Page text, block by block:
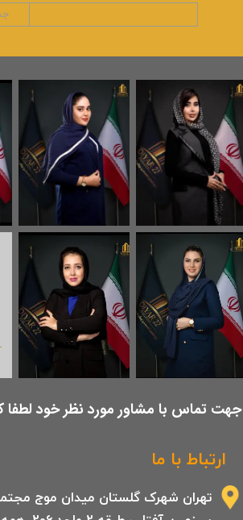
ارتباط با ما
تهران شهرک گلستان میدان موج
​جهت تماس با مشاور مورد نظر خود لطفا